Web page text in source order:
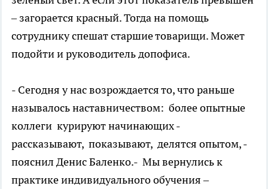
– загорается красный. Тогда на помощь
сотруднику спешат старшие товарищи. Может
подойти и руководитель допофиса.
- Сегодня у нас возрождается то, что раньше
называлось наставничеством: более опытные
коллеги курируют начинающих -
рассказывают, показывают, делятся опытом, -
пояснил Денис Баленко.- Мы вернулись к
практике индивидуального обучения –